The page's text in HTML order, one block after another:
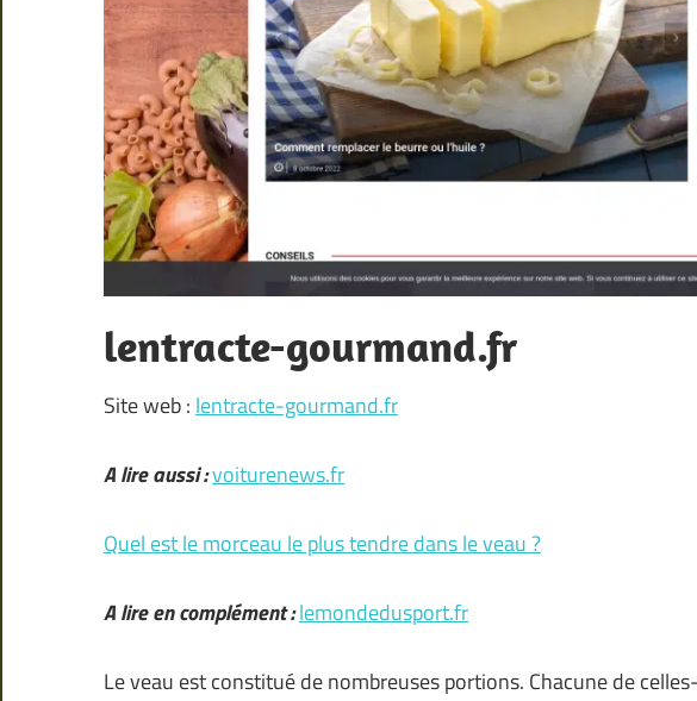
lentracte-gourmand.fr
Site web : lentracte-gourmand.fr
A lire aussi :voiturenews.fr
Quel est le morceau le plus tendre dans le veau ?
A lire en complément :lemondedusport.fr
Le veau est constitué de nombreuses portions. Chacune de